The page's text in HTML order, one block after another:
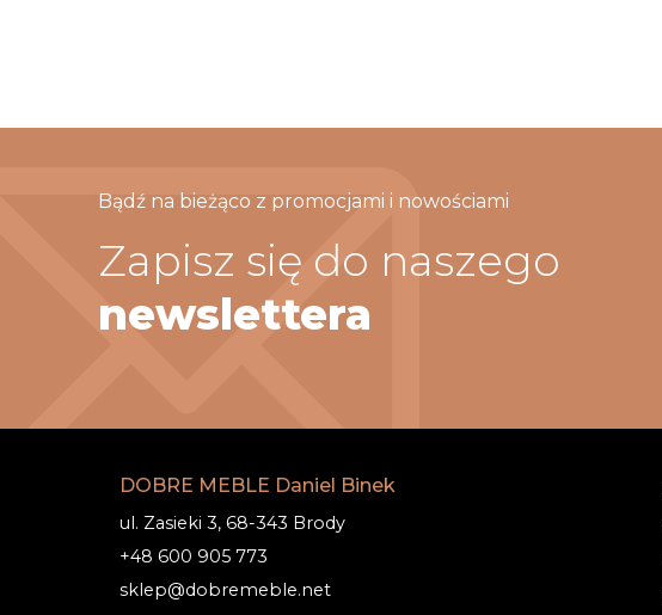
Bądź na bieżąco z promocjami i nowościami
Zapisz się do naszego
newslettera
DOBRE MEBLE Daniel Binek
ul. Zasieki 3, 68-343 Brody
+48 600 905 773
sklep@dobremeble.net